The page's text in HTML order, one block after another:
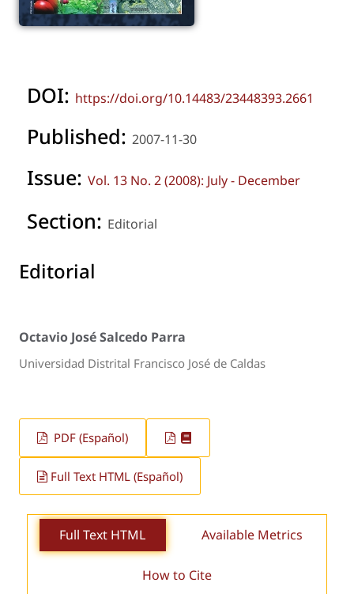
DOI: https://doi.org/10.14483/23448393.2661
Published: 2007-11-30
Issue: Vol. 13 No. 2 (2008): July - December
Section: Editorial
Editorial
Octavio José Salcedo Parra
Universidad Distrital Francisco José de Caldas
PDF (Español)
Full Text HTML (Español)
Full Text HTML Available Metrics
How to Cite